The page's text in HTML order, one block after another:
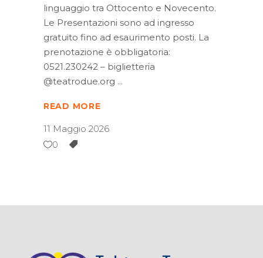
linguaggio tra Ottocento e Novecento.
Le Presentazioni sono ad ingresso
gratuito fino ad esaurimento posti. La
prenotazione è obbligatoria:
0521.230242 – biglietteria
@teatrodue.org
READ MORE
11 Maggio 2026
0